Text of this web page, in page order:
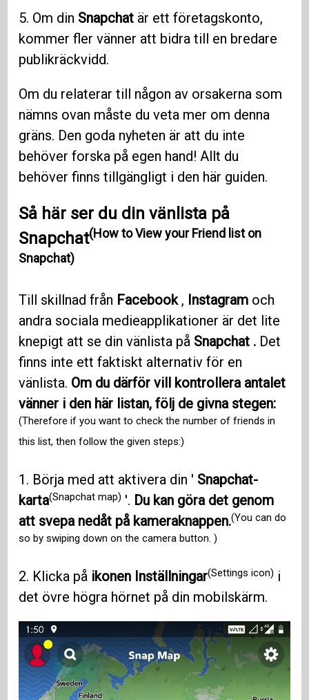
5. Om din Snapchat är ett företagskonto,
kommer fler vänner att bidra till en bredare
publikräckvidd.
Om du relaterar till någon av orsakerna som
nämns ovan måste du veta mer om denna
gräns. Den goda nyheten är att du inte
behöver forska på egen hand! Allt du
behöver finns tillgängligt i den här guiden.
Så här ser du din vänlista på
Snapchat(How to View your Friend list on
Snapchat)
Till skillnad från Facebook, Instagram och
andra sociala medieapplikationer är det lite
knepigt att se din vänlista på Snapchat . Det
finns inte ett faktiskt alternativ för en
vänlista. Om du därför vill kontrollera antalet
vänner i den här listan, följ de givna stegen:
(Therefore if you want to check the number of friends in
this list, then follow the given steps:)
1. Börja med att aktivera din ' Snapchat-
karta(Snapchat map) '. Du kan göra det genom
att svepa nedåt på kameraknappen.(You can do
so by swiping down on the camera button. )
2. Klicka på ikonen Inställningar(Settings icon) i
det övre högra hörnet på din mobilskärm.